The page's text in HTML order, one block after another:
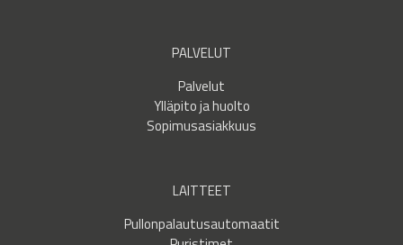
PALVELUT
Palvelut
Ylläpito ja huolto
Sopimusasiakkuus
LAITTEET
Pullonpalautusautomaatit